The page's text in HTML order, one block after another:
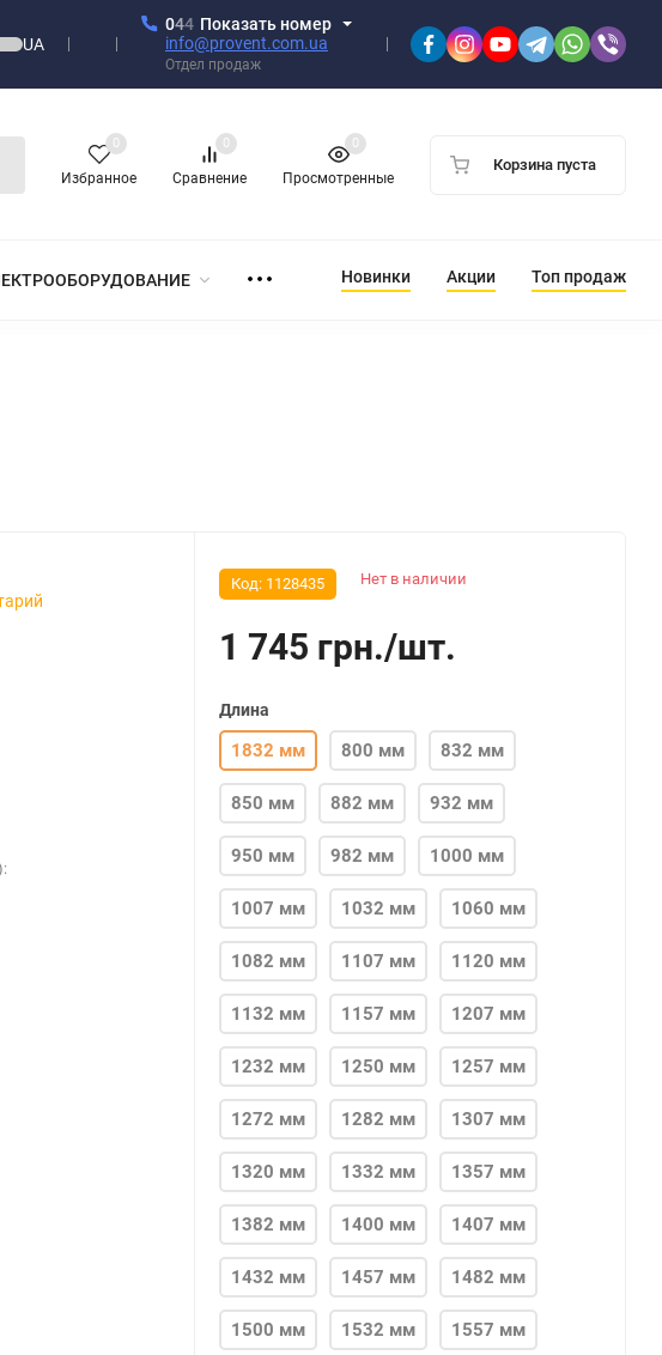
UA
044 Показать номер
info@provent.com.ua
Отдел продаж
Избранное
0
Сравнение
0
Просмотренные
0
Корзина пуста
Новинки Акции Топ продаж
Нет в наличии
Код: 1128435
1 745 грн./шт.
Длина
1832 мм 800 мм 832 мм
850 мм 882 мм 932 мм
950 мм 982 мм 1000 мм
1007 мм 1032 мм 1060 мм
1082 мм 1107 мм 1120 мм
1132 мм 1157 мм 1207 мм
1232 мм 1250 мм 1257 мм
1272 мм 1282 мм 1307 мм
1320 мм 1332 мм 1357 мм
1382 мм 1400 мм 1407 мм
1432 мм 1457 мм 1482 мм
1500 мм 1532 мм 1557 мм